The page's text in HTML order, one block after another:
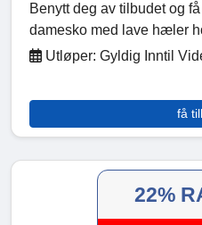
Benytt deg av tilbudet og
damesko med lave hæler
Utløper: Gyldig Inntil
få
22%